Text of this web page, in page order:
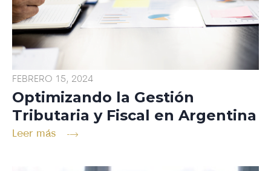
FEBRERO 15, 2024
Optimizando la Gestión
Tributaria y Fiscal en Argentina
Leer más